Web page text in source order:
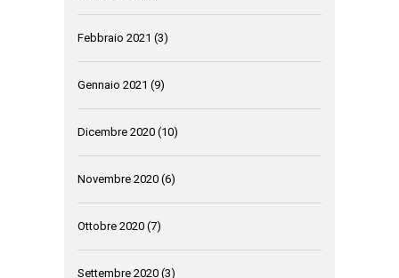
Febbraio 2021 (3)
Gennaio 2021 (9)
Dicembre 2020 (10)
Novembre 2020 (6)
Ottobre 2020 (7)
Settembre 2020 (3)